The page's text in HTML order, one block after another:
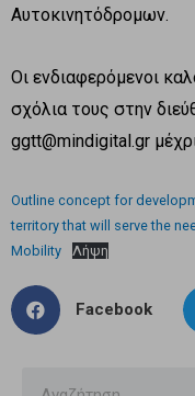
Αυτοκινητόδρομων.
Οι ενδιαφερόμενοι
σχόλια τους στην
ggtt@mindigital.gr
Outline concept for
territory that will serve the
Mobility
Λήψη
Facebook